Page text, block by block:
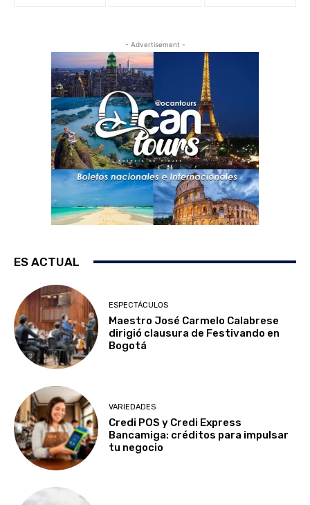
- Advertisement -
ES ACTUAL
ESPECTÁCULOS
Maestro José Carmelo Calabrese
dirigió clausura de Festivando en
Bogotá
VARIEDADES
Credi POS y Credi Express
Bancamiga: créditos para impulsar
tu negocio